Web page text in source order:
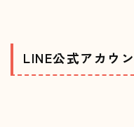
LINE公式アカウ